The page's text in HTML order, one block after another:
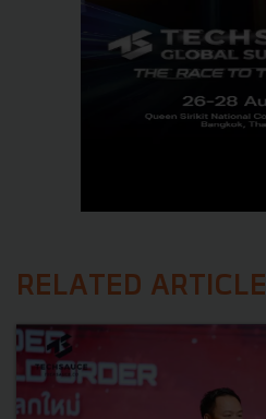
RELATED ARTICLE